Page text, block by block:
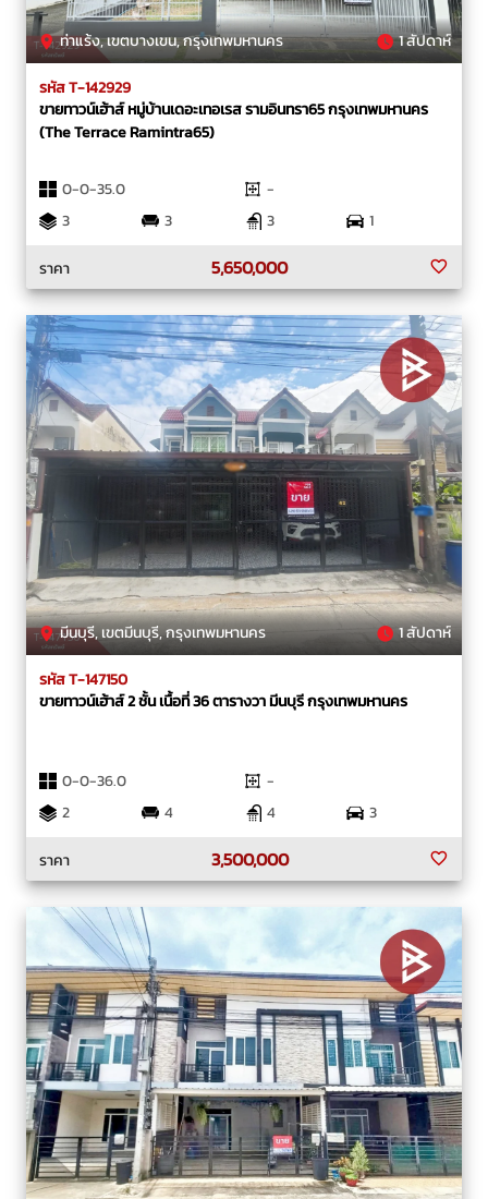
ท่าแร้ง, เขตบางเขน, กรุงเทพมหานคร 1 สัปดาห์
รหัส T-142929
ขายทาวน์เฮ้าส์ หมู่บ้านเดอะเทอเรส รามอินทรา65 กรุงเทพมหานคร
(The Terrace Ramintra65)
0-0-35.0
-
3
3 3
1
ราคา
5,650,000
มีนบุรี, เขตมีนบุรี, กรุงเทพมหานคร 1 สัปดาห์
รหัส T-147150
ขายทาวน์เฮ้าส์ 2 ชั้น เนื้อที่ 36 ตารางวา มีนบุรี กรุงเทพมหานคร
0-0-36.0
-
2
4 4
3
ราคา
3,500,000